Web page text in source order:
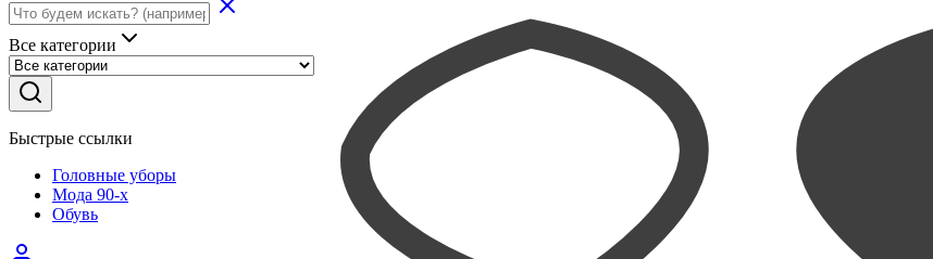
Все категории
Быстрые ссылки
Головные уборы
Мода 90-х
Обувь